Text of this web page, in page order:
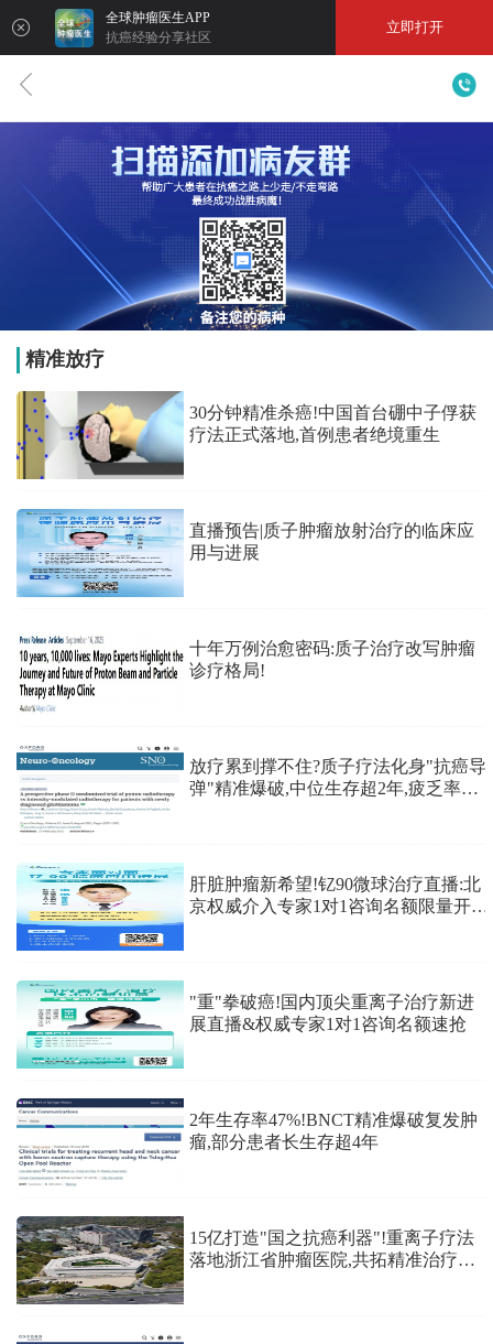
全球肿瘤医生APP
抗癌经验分享社区
立即打开
精准放疗
30分钟精准杀癌!中国首台硼中子俘获
疗法正式落地,首例患者绝境重生
直播预告|质子肿瘤放射治疗的临床应
用与进展
十年万例治愈密码:质子治疗改写肿瘤
诊疗格局!
放疗累到撑不住?质子疗法化身"抗癌导
弹"精准爆破,中位生存超2年,疲乏率大
肝脏肿瘤新希望!钇90微球治疗直播:北
京权威介入专家1对1咨询名额限量开
"重"拳破癌!国内顶尖重离子治疗新进
展直播&权威专家1对1咨询名额速抢
2年生存率47%!BNCT精准爆破复发肿
瘤,部分患者长生存超4年
15亿打造"国之抗癌利器"!重离子疗法
落地浙江省肿瘤医院,共拓精准治疗新